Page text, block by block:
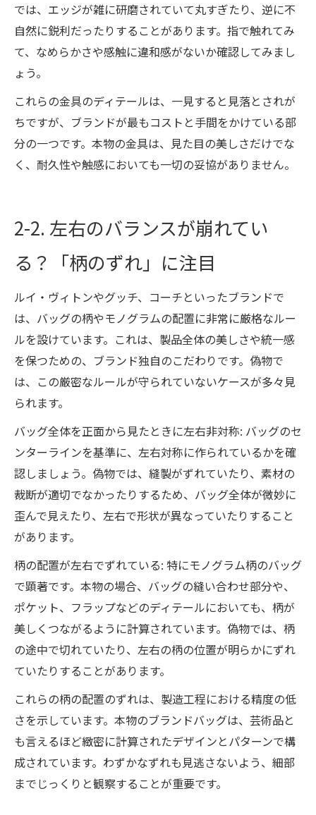
では、エッジが雑に研磨されていて丸すぎたり、逆に不
自然に鋭利だったりすることがあります。指で触れてみ
て、なめらかさや感触に違和感がないか確認してみまし
ょう。
これらの金具のディテールは、一見すると見落とされが
ちですが、ブランドが最もコストと手間をかけている部
分の一つです。本物の金具は、見た目の美しさだけでな
く、耐久性や触感においても一切の妥協がありません。
2-2. 左右のバランスが崩れてい
る？「柄のずれ」に注目
ルイ・ヴィトンやグッチ、コーチといったブランドで
は、バッグの柄やモノグラムの配置に非常に厳格なルー
ルを設けています。これは、製品全体の美しさや統一感
を保つための、ブランド独自のこだわりです。偽物で
は、この厳密なルールが守られていないケースが多々見
られます。
バッグ全体を正面から見たときに左右非対称: バッグのセ
ンターラインを基準に、左右対称に作られているかを確
認しましょう。偽物では、縫製がずれていたり、素材の
裁断が適切でなかったりするため、バッグ全体が微妙に
歪んで見えたり、左右で形状が異なっていたりすること
があります。
柄の配置が左右でずれている: 特にモノグラム柄のバッグ
で顕著です。本物の場合、バッグの縫い合わせ部分や、
ポケット、フラップなどのディテールにおいても、柄が
美しくつながるように計算されています。偽物では、柄
の途中で切れていたり、左右の柄の位置が明らかにずれ
ていたりすることがあります。
これらの柄の配置のずれは、製造工程における精度の低
さを示しています。本物のブランドバッグは、芸術品と
も言えるほど緻密に計算されたデザインとパターンで構
成されています。わずかなずれも見逃さないよう、細部
までじっくりと観察することが重要です。